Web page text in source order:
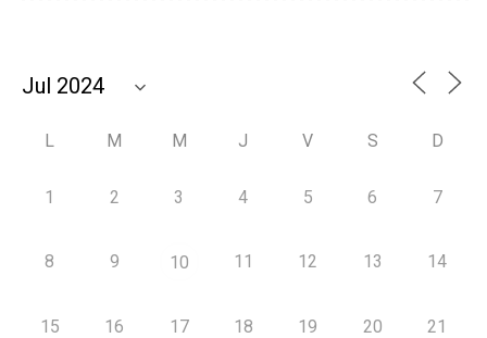
L M M J V S D
1 2 3 4 5 6 7
8 9 10 11 12 13 14
15 16 17 18 19 20 21